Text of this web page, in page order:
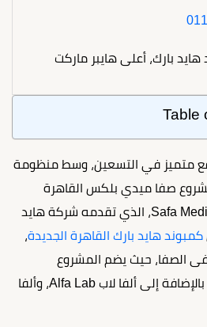
بارك، أعلى هايبر ماركت
Table
متميز في التسعين، وسط منظومة
صفا ميدي بلكس القاهرة
الجديدة Safa Medi Plex New Cairo، الذي تقدمه شركة هايد
كمبوند هايد بارك القاهرة الجديدة،
الصفا، حيث يضم المشروع
مستشفى، وعيادات طبية، بالإضافة إلى ألفا لاب Alfa Lab، وألفا